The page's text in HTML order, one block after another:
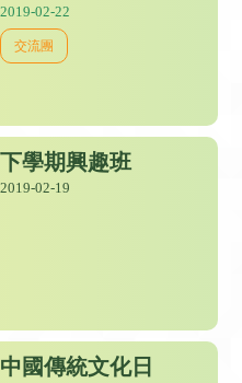
2019-02-22
交流團
下學期興趣班
2019-02-19
中國傳統文化日